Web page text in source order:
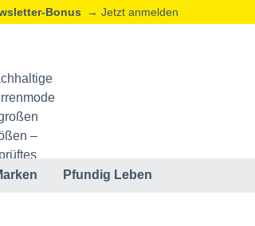
Bonus → Jetzt anmelden
Pfundig Leben